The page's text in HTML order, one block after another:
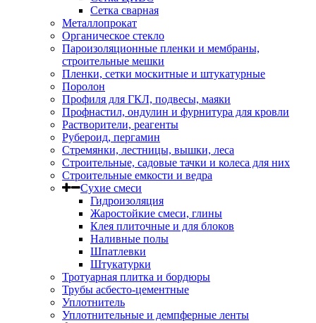
Сетка сварная
Металлопрокат
Органическое стекло
Пароизоляционные пленки и мембраны,
строительные мешки
Пленки, сетки москитные и штукатурные
Поролон
Профиля для ГКЛ, подвесы, маяки
Профнастил, ондулин и фурнитура для кровли
Растворители, реагенты
Рубероид, пергамин
Стремянки, лестницы, вышки, леса
Строительные, садовые тачки и колеса для них
Строительные емкости и ведра
Сухие смеси
Гидроизоляция
Жаростойкие смеси, глины
Клея плиточные и для блоков
Наливные полы
Шпатлевки
Штукатурки
Тротуарная плитка и бордюры
Трубы асбесто-цементные
Уплотнитель
Уплотнительные и демпферные ленты